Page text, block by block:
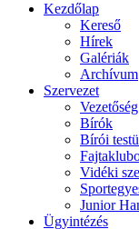
Kezdőlap
Kereső
Hírek
Galériák
Archívum
Szervezet
Vezetőség
Bírók
Bírói
Vidéki
Junior
Ügyintézés